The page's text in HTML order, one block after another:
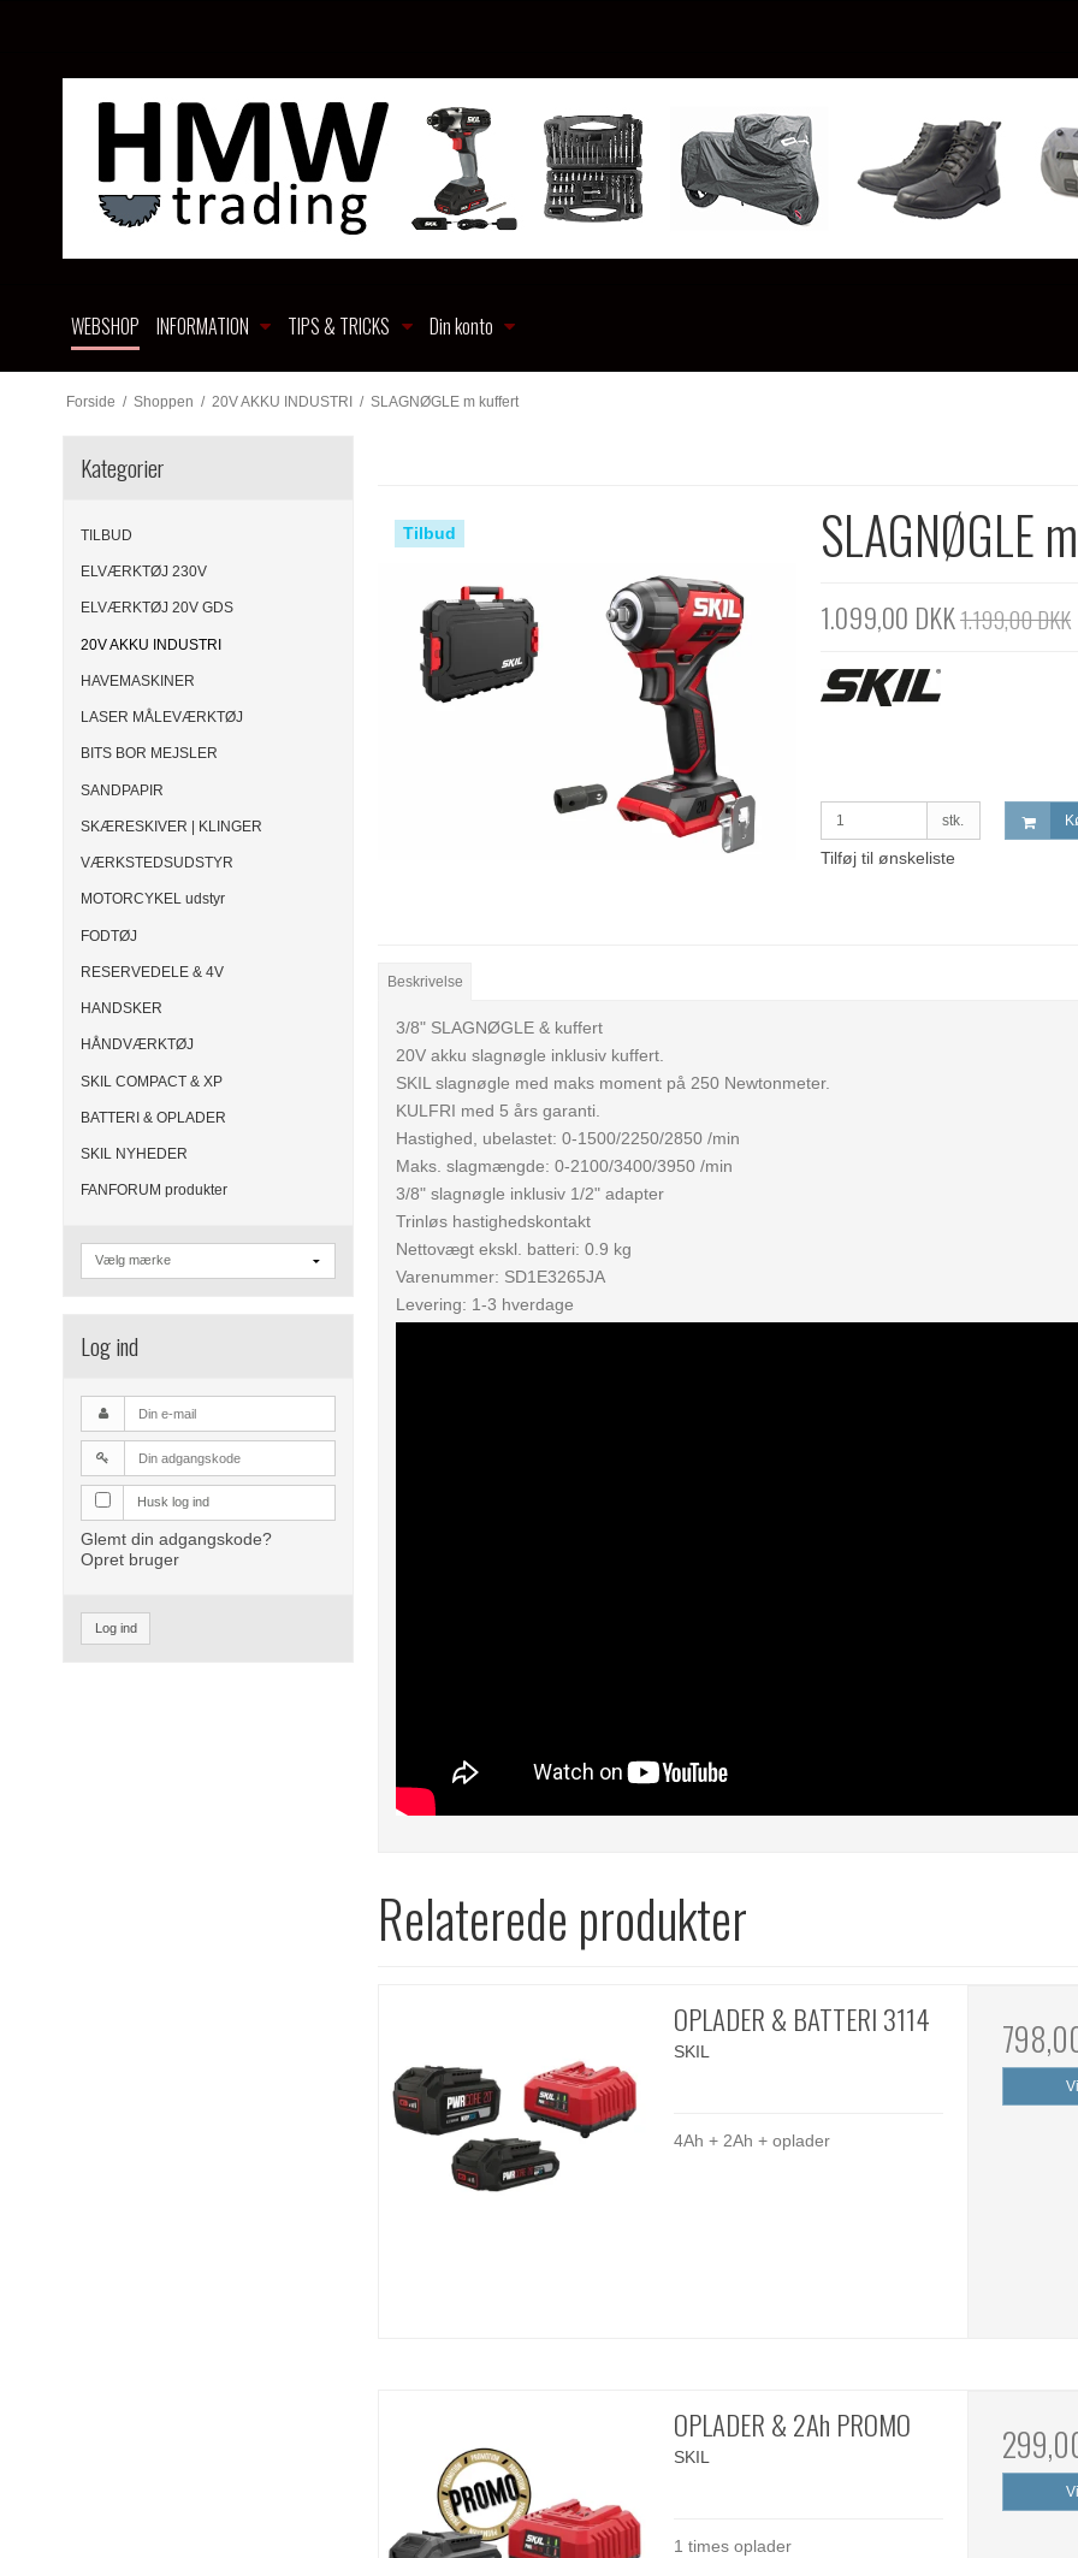
WEBSHOP INFORMATION TIPS & TRICKS Din konto
Forside / Shoppen / 20V AKKU INDUSTRI / SLAGNØGLE m kuffert
Kategorier
TILBUD
ELVÆRKTØJ 230V
ELVÆRKTØJ 20V GDS
20V AKKU INDUSTRI
HAVEMASKINER
LASER MÅLEVÆRKTØJ
BITS BOR MEJSLER
SANDPAPIR
SKÆRESKIVER | KLINGER
VÆRKSTEDSUDSTYR
MOTORCYKEL udstyr
FODTØJ
RESERVEDELE & 4V
HANDSKER
HÅNDVÆRKTØJ
SKIL COMPACT & XP
BATTERI & OPLADER
SKIL NYHEDER
FANFORUM produkter
Log ind
Husk log ind
Glemt din adgangskode?
Opret bruger
Log ind
Tilbud SLAGNØGLE
1.099,00 DKK1.199,00 DKK
stk.
Tilføj til ønskeliste
Beskrivelse
3/8" SLAGNØGLE & kuffert
20V akku slagnøgle inklusiv kuffert.
SKIL slagnøgle med maks moment på 250 Newtonmeter.
KULFRI med 5 års garanti.
Hastighed, ubelastet: 0-1500/2250/2850 /min
Maks. slagmængde: 0-2100/3400/3950 /min
3/8" slagnøgle inklusiv 1/2" adapter
Trinløs hastighedskontakt
Nettovægt ekskl. batteri: 0.9 kg
Varenummer: SD1E3265JA
Levering: 1-3 hverdage
Relaterede produkter
OPLADER & BATTERI 3114
SKIL
4Ah + 2Ah + oplader
OPLADER & 2Ah PROMO
SKIL
1 times oplader